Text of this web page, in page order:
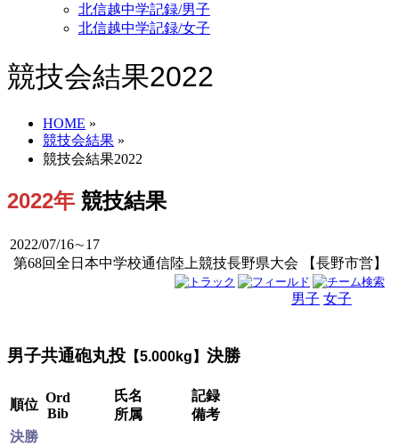
北信越中学記録/男子
北信越中学記録/女子
競技会結果2022
HOME »
競技会結果 »
競技会結果2022
2022年 競技結果
2022/07/16∼17
第68回全日本中学校通信陸上競技長野県大会 【長野市営】
男子 女子
男子共通砲丸投 【5.000kg】 決勝
順位 Ord
Bib
氏名
所属
記録
備考
決勝